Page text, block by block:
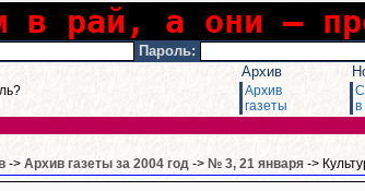
в рай, а они –
Пароль:
Архив
Архив
газеты
в
-> Архив газеты за 2004 год -> № 3, 21 января ->